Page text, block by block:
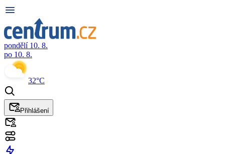
pondělí 10. 8.
po 10. 8.
32°C
Přihlášení